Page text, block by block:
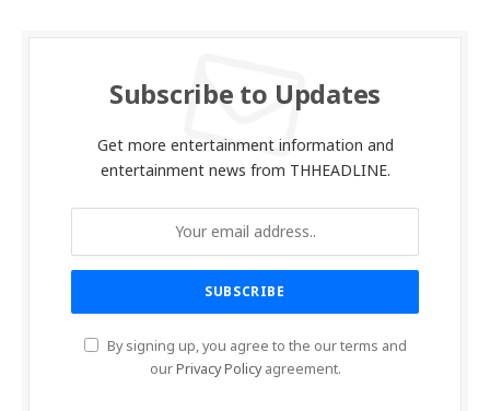
Subscribe to Updates
Get more entertainment information and
entertainment news from THHEADLINE.
By signing up, you agree to the our terms and
ourPrivacy Policyagreement.